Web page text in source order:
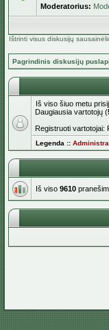
Moderatorius:
Ištrinti visus diskusijų
Pagrindinis diskusijų
Iš viso šiuo metu
Daugiausia vartotojų (
Registruoti vartotojai:
Legenda ::
Iš viso 9610